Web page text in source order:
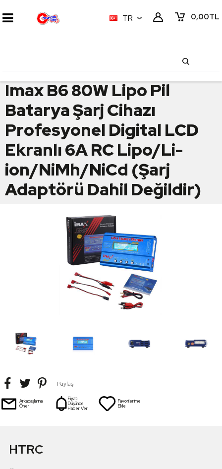
0,00TL
TR
Imax B6 80W Lipo Pil
Batarya Şarj Cihazı
Profesyonel Digital LCD
Ekranlı 6A RC Lipo/Li-
ion/NiMh/NiCd (Şarj
Adaptörü Dahil Değildir)
Paylaş
Arkadaşlarına
Öner
Fiyatı
Düşünce
Haber Ver
Favorilerime
Ekle
HTRC